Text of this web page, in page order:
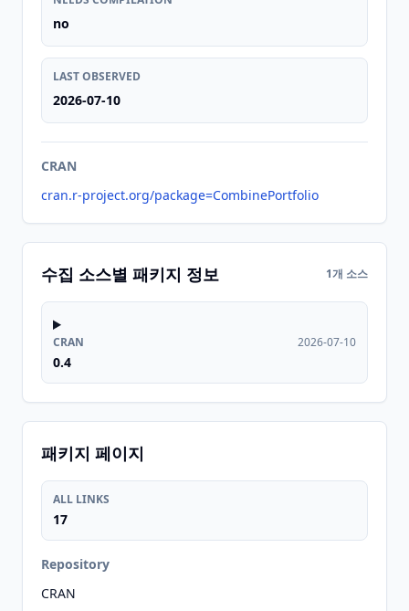
no
LAST OBSERVED
2026-07-10
CRAN
cran.r-project.org/package=CombinePortfolio
수집 소스별 패키지 정보 1개 소스
CRAN
0.4
2026-07-10
패키지 페이지
ALL LINKS
17
Repository
CRAN